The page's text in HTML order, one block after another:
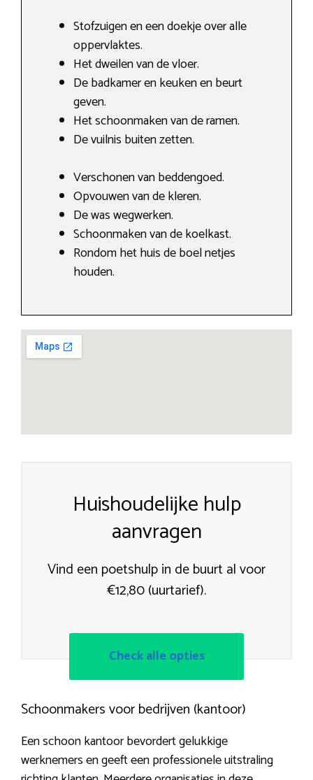
Stofzuigen en een doekje over alle
oppervlaktes.
Het dweilen van de vloer.
De badkamer en keuken en beurt
geven.
Het schoonmaken van de ramen.
De vuilnis buiten zetten.
Verschonen van beddengoed.
Opvouwen van de kleren.
De was wegwerken.
Schoonmaken van de koelkast.
Rondom het huis de boel netjes
houden.
Huishoudelijke hulp
aanvragen
Vind een poetshulp in de buurt al voor
€12,80 (uurtarief).
Check alle opties
Schoonmakers voor bedrijven (kantoor)
Een schoon kantoor bevordert gelukkige
werknemers en geeft een professionele uitstraling